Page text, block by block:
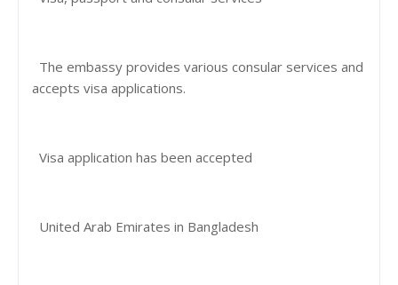
The embassy provides various consular services and
accepts visa applications.
Visa application has been accepted
United Arab Emirates in Bangladesh